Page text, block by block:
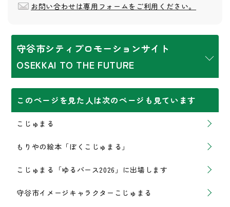
お問い合わせは専用フォームをご利用ください。
守谷市シティプロモーションサイト
OSEKKAI TO THE FUTURE
このページを見た人は次のページも見ています
こじゅまる
もりやの絵本「ぼくこじゅまる」
こじゅまる「ゆるバース2026」に出場します
守谷市イメージキャラクターこじゅまる